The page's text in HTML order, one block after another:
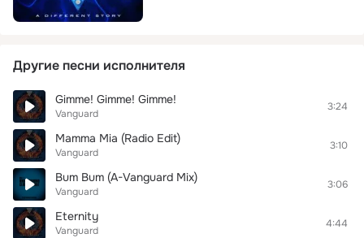
Другие песни исполнителя
Gimme! Gimme! Gimme!
Vanguard
3:24
Mamma Mia (Radio Edit)
Vanguard
3:10
Bum Bum (A-Vanguard Mix)
Vanguard
3:06
Eternity
Vanguard
4:44